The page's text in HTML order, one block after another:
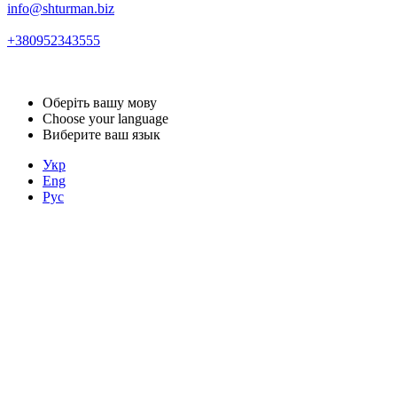
info@shturman.biz
+380952343555
Оберіть вашу мову
Choose your language
Виберите ваш язык
Укр
Eng
Рус